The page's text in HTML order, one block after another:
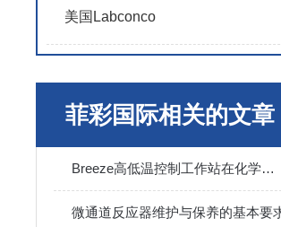
美国Labconco
菲彩国际相关的文章
Breeze高低温控制工作站在化学实验中的常见用途
微通道反应器维护与保养的基本要